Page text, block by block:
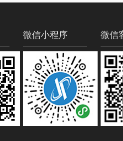
微信小程序 微信